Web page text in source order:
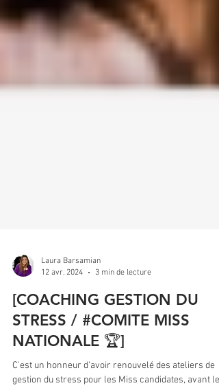
Laura Barsamian
12 avr. 2024
3 min de lecture
[COACHING GESTION DU
STRESS / #COMITE MISS
NATIONALE 🏆]